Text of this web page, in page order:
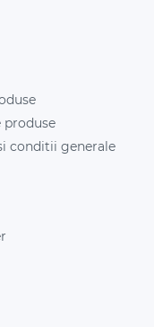
produse
conditii generale